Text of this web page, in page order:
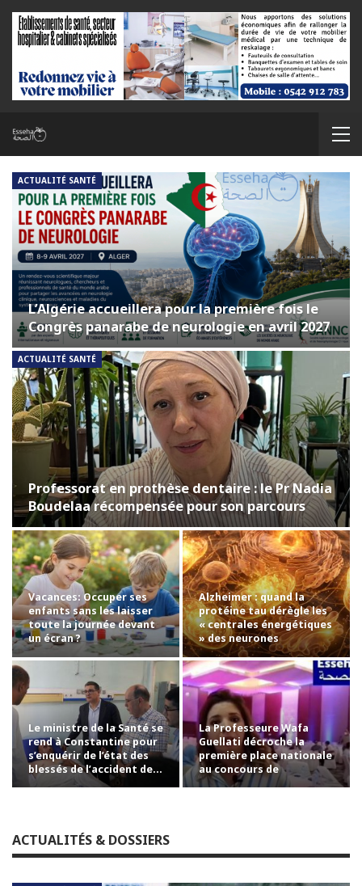
ACTUALITÉ SANTÉ
L’Algérie accueillera pour la première fois le
Congrès panarabe de neurologie en avril 2027
ACTUALITÉ SANTÉ
Professorat en prothèse dentaire : le Pr Nadia
Boudelaa récompensée pour son parcours
Vacances: Occuper ses
enfants sans les laisser
toute la journée devant
un écran ?
Alzheimer : quand la
protéine tau dérègle les
« centrales énergétiques
» des neurones
Le ministre de la Santé se
rend à Constantine pour
s’enquérir de l’état des
blessés de l’accident de…
La Professeure Wafa
Guellati décroche la
première place nationale
au concours de
professorat avec la…
ACTUALITÉS & DOSSIERS